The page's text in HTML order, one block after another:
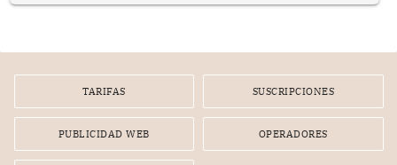
TARIFAS SUSCRIPCIONES
PUBLICIDAD WEB OPERADORES